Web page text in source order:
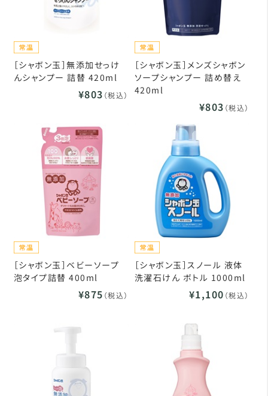
［シャボン玉］無添加せっけ
んシャンプー 詰替 420ml
¥803 （税込）
［シャボン玉］メンズシャボン
ソープシャンプー 詰め替え
420ml
¥803 （税込）
［シャボン玉］ベビーソープ
泡タイプ詰替 400ml
¥875 （税込）
［シャボン玉］スノール 液体
洗濯石けん ボトル 1000ml
¥1,100 （税込）